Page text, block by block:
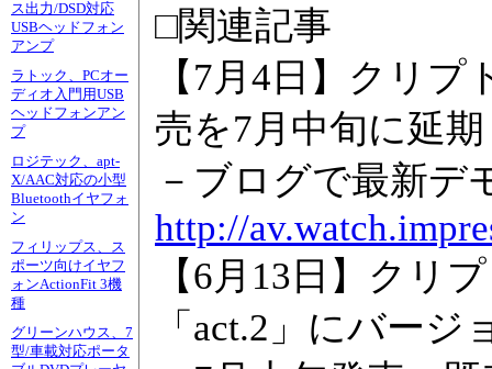
ス出力/DSD対応
USBヘッドフォン
アンプ
ラトック、PCオー
ディオ入門用USB
ヘッドフォンアン
プ
ロジテック、apt-
X/AAC対応の小型
Bluetoothイヤフォ
ン
フィリップス、ス
ポーツ向けイヤフ
ォンActionFit 3機
種
グリーンハウス、7
型/車載対応ポータ
□関連記事
【7月4日】クリ
売を7月中旬に延期
－ブログで最新デ
http://
【6月13日】クリ
「act.2」にバージ